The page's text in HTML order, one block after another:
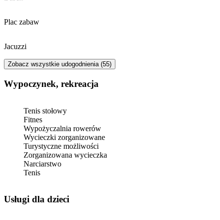
Plac zabaw
Jacuzzi
Zobacz wszystkie udogodnienia (55)
Wypoczynek, rekreacja
Tenis stołowy
Fitnes
Wypożyczalnia rowerów
Wycieczki zorganizowane
Turystyczne możliwości
Zorganizowana wycieczka
Narciarstwo
Tenis
usługi dla dzieci